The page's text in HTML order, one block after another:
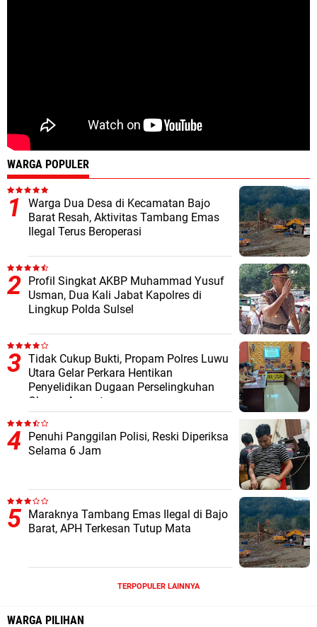
WARGA POPULER
Warga Dua Desa di Kecamatan Bajo
Barat Resah, Aktivitas Tambang Emas
Ilegal Terus Beroperasi
Profil Singkat AKBP Muhammad Yusuf
Usman, Dua Kali Jabat Kapolres di
Lingkup Polda Sulsel
Tidak Cukup Bukti, Propam Polres Luwu
Utara Gelar Perkara Hentikan
Penyelidikan Dugaan Perselingkuhan
Oknum Anggota
Penuhi Panggilan Polisi, Reski Diperiksa
Selama 6 Jam
Maraknya Tambang Emas Ilegal di Bajo
Barat, APH Terkesan Tutup Mata
TERPOPULER LAINNYA
WARGA PILIHAN